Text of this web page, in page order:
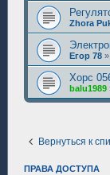
Zhora
Егор 78 »
Хорс
balu1989
Вернуться к
ПРАВА ДОСТУПА